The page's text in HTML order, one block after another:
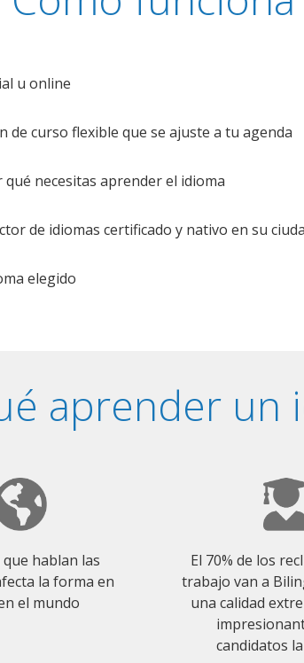
u online
de curso flexible que se ajuste a tu agenda
necesitas aprender el idioma
de idiomas certificado y nativo en su
elegido
aprender un
que hablan las
la forma en
el mundo
El 70% de los
trabajo van a
una calidad
candidatos